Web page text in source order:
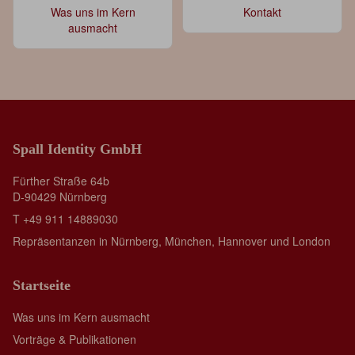
Was uns im Kern
ausmacht
Kontakt
Spall Identity GmbH
Fürther Straße 64b
D-90429 Nürnberg
T +49 911 14889030
Repräsentanzen in Nürnberg, München, Hannover und London
Startseite
Was uns im Kern ausmacht
Vorträge & Publikationen